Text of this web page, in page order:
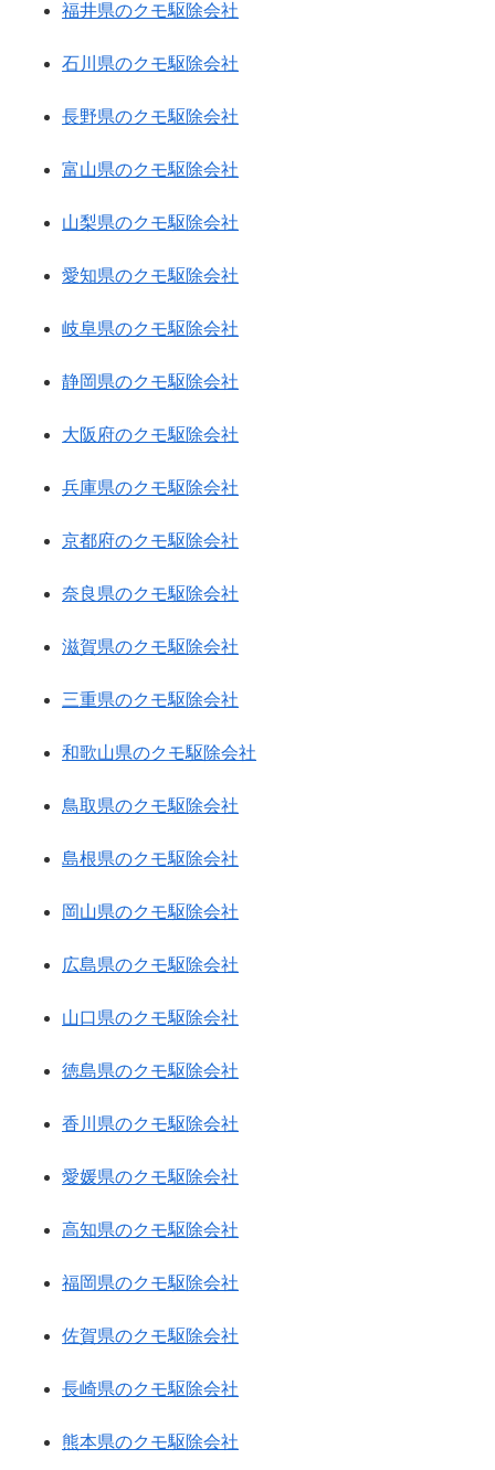
福井県のクモ駆除会社
石川県のクモ駆除会社
長野県のクモ駆除会社
富山県のクモ駆除会社
山梨県のクモ駆除会社
愛知県のクモ駆除会社
岐阜県のクモ駆除会社
静岡県のクモ駆除会社
大阪府のクモ駆除会社
兵庫県のクモ駆除会社
京都府のクモ駆除会社
奈良県のクモ駆除会社
滋賀県のクモ駆除会社
三重県のクモ駆除会社
和歌山県のクモ駆除会社
鳥取県のクモ駆除会社
島根県のクモ駆除会社
岡山県のクモ駆除会社
広島県のクモ駆除会社
山口県のクモ駆除会社
徳島県のクモ駆除会社
香川県のクモ駆除会社
愛媛県のクモ駆除会社
高知県のクモ駆除会社
福岡県のクモ駆除会社
佐賀県のクモ駆除会社
長崎県のクモ駆除会社
熊本県のクモ駆除会社